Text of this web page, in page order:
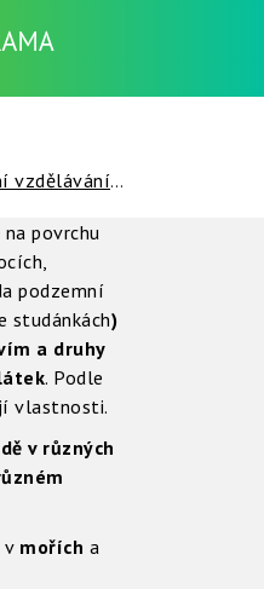
vzdělávání
na povrchu
podzemní
studánkách)
a druhy
. Podle
vlastnosti.
v různých
v mořích a